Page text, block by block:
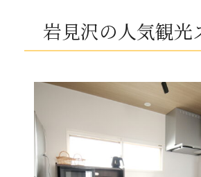
岩見沢の人気観光